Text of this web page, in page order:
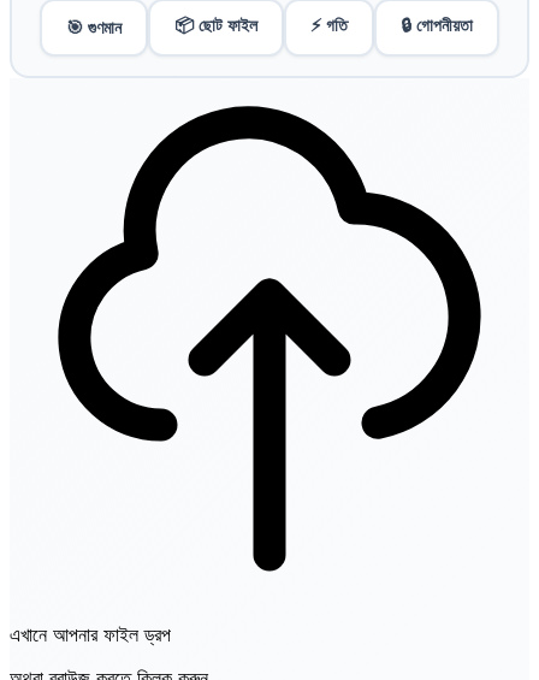
🎯 গুণমান 📦 ছোট ফাইল ⚡ গতি 🔒 গোপনীয়তা
এখানে আপনার ফাইল ড্রপ